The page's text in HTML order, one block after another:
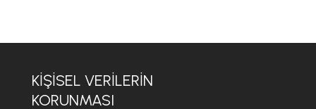
KİŞİSEL VERİLERİN
KORUNMASI